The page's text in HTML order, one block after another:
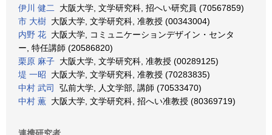
伊川 健二
大阪大学, 文学研究科, 招へい研究員 (70567859)
市 大樹 大阪大学, 文学研究科, 准教授 (00343004)
内野 花 大阪大学, コミュニケーションデザイン・センタ
ー, 特任講師 (20586820)
栗原 麻子 大阪大学, 文学研究科, 准教授 (00289125)
堤 一昭 大阪大学, 文学研究科, 准教授 (70283835)
中村 武司
弘前大学, 人文学部, 講師 (70533470)
中村 薫 大阪大学, 文学研究科, 招へい准教授 (80369719)